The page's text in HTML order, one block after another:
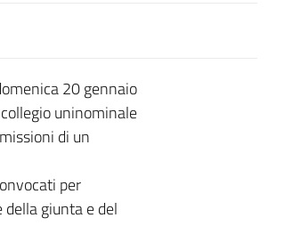
20 gennaio
uninominale
di un
per
giunta e del